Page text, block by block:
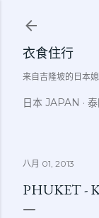
衣食住行
来自吉隆坡的日本
日本 JAPAN
八月 01, 2013
PHUKET -